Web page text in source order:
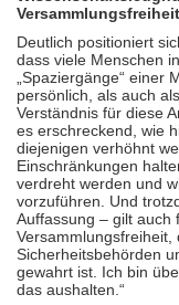
Versammlungsfreiheit
Deutlich positioniert
dass viele Menschen
„Spaziergänge“ einer
persönlich, als auch
Verständnis für diese
es erschreckend, wie
diejenigen verhöhnt
Einschränkungen
verdreht werden und
vorzuführen. Und
Auffassung – gilt auch
Versammlungsfreiheit,
Sicherheitsbehörden
gewahrt ist. Ich bin
das aushalten.“